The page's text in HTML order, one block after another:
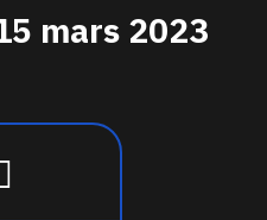
mars 2023